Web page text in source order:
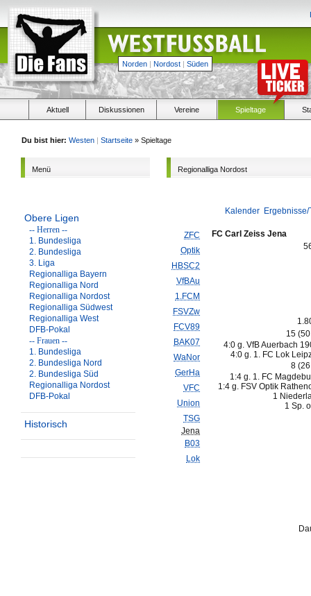
Norden | Nordost | Süden
Aktuell Diskussionen Vereine Spieltage
Du bist hier: Westen | Startseite » Spieltage
Menü
Obere Ligen
-- Herren --
1. Bundesliga
2. Bundesliga
3. Liga
Regionalliga Bayern
Regionalliga Nord
Regionalliga Nordost
Regionalliga Südwest
Regionalliga West
DFB-Pokal
-- Frauen --
1. Bundesliga
2. Bundesliga Nord
2. Bundesliga Süd
Regionalliga Nordost
DFB-Pokal
Historisch
Regionalliga Nordost
Kalender
ZFC
Optik
HBSC2
VfBAu
1.FCM
FSVZw
FCV89
BAK07
WaNor
GerHa
VFC
Union
TSG
Jena
B03
Lok
FC Carl Zeiss Jena
15
4:0 g. VfB Auerbach
4:0 g. 1. FC Lok
8
1:4 g. 1. FC
1:4 g. FSV Optik
1
1 Sp.